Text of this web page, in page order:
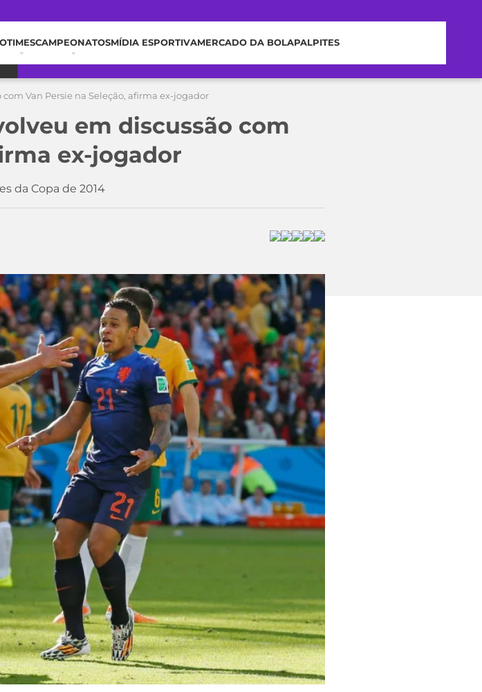
TIMESCAMPEONATOSMÍDIA ESPORTIVAMERCADO DA BOLAPALPITES
Van Persie na Seleção, afirma ex-jogador
em discussão com
ex-jogador
da Copa de 2014